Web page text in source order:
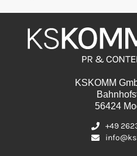
KSKOMM
56424
+49